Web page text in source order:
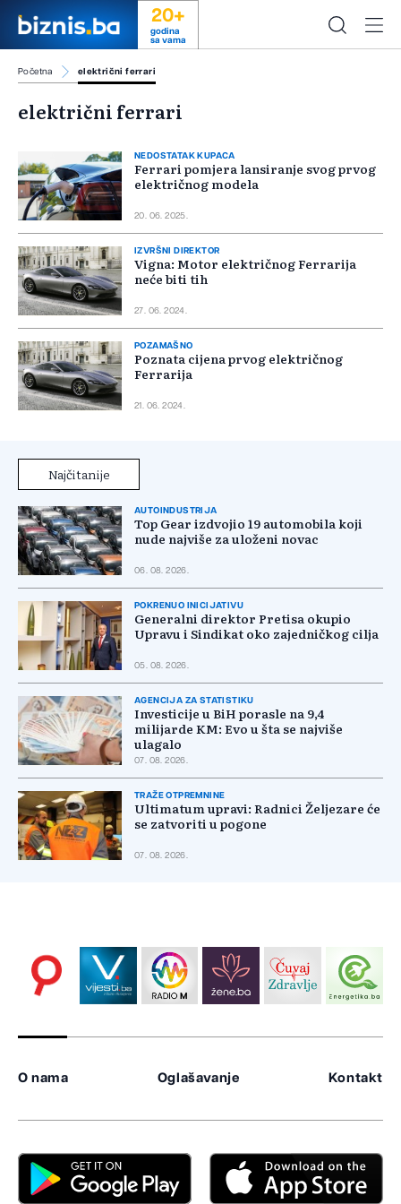
20+
godina
sa vama
Početna električni ferrari
električni ferrari
NEDOSTATAK KUPACA
Ferrari pomjera lansiranje svog prvog
električnog modela
20. 06. 2025.
IZVRŠNI DIREKTOR
Vigna: Motor električnog Ferrarija
neće biti tih
27. 06. 2024.
POZAMAŠNO
Poznata cijena prvog električnog
Ferrarija
21. 06. 2024.
Najčitanije
AUTOINDUSTRIJA
Top Gear izdvojio 19 automobila koji
nude najviše za uloženi novac
06. 08. 2026.
POKRENUO INICIJATIVU
Generalni direktor Pretisa okupio
Upravu i Sindikat oko zajedničkog cilja
05. 08. 2026.
AGENCIJA ZA STATISTIKU
Investicije u BiH porasle na 9,4
milijarde KM: Evo u šta se najviše
ulagalo
07. 08. 2026.
TRAŽE OTPREMNINE
Ultimatum upravi: Radnici Željezare će
se zatvoriti u pogone
07. 08. 2026.
O nama Oglašavanje Kontakt